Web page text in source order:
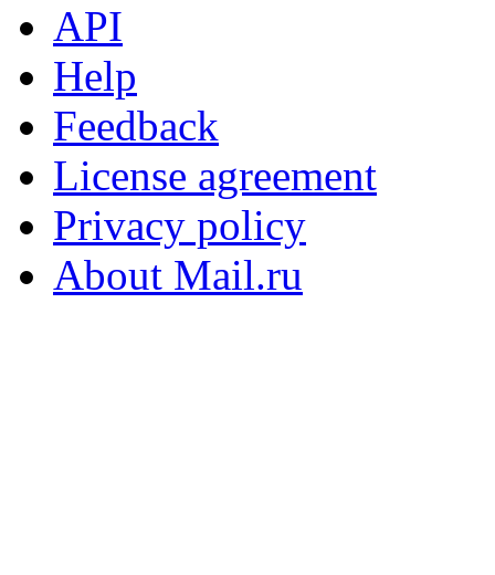
API
Help
Feedback
License agreement
Privacy policy
About Mail.ru